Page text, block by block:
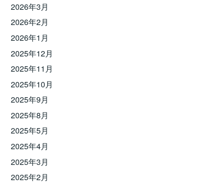
2026年3月
2026年2月
2026年1月
2025年12月
2025年11月
2025年10月
2025年9月
2025年8月
2025年5月
2025年4月
2025年3月
2025年2月